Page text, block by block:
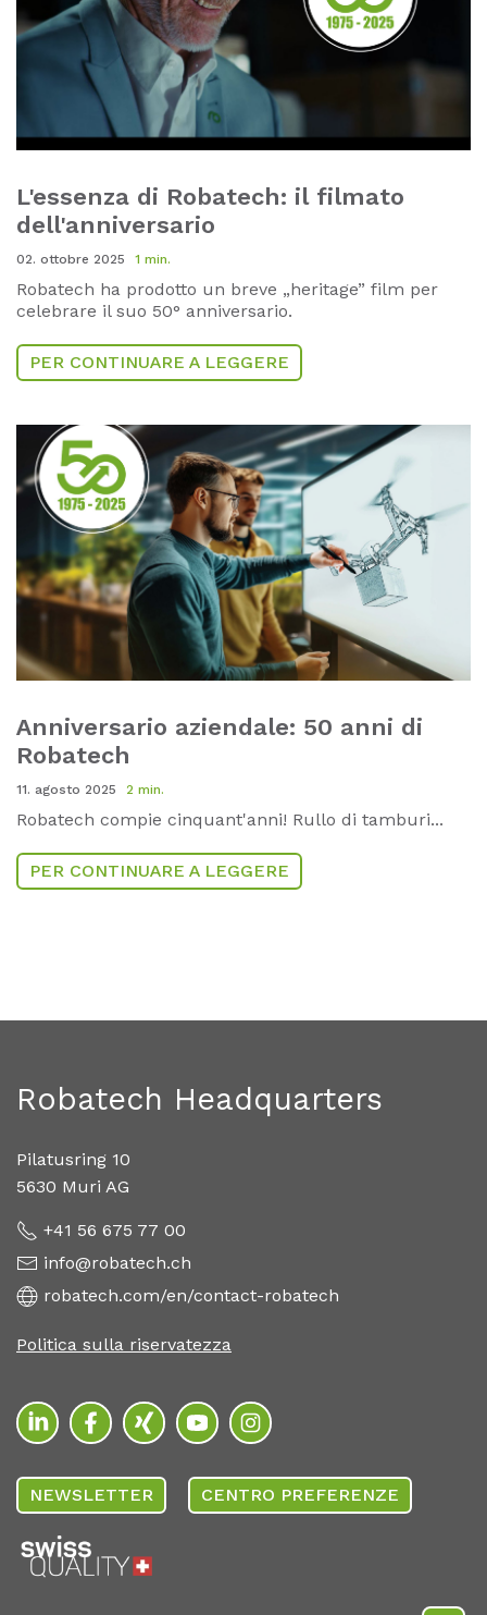
L'essenza di Robatech: il filmato
dell'anniversario
02. ottobre 2025 1 min.
Robatech ha prodotto un breve „heritage” film per
celebrare il suo 50° anniversario.
PER CONTINUARE A LEGGERE
Anniversario aziendale: 50 anni di
Robatech
11. agosto 2025 2 min.
Robatech compie cinquant'anni! Rullo di tamburi...
PER CONTINUARE A LEGGERE
Robatech Headquarters
Pilatusring 10
5630 Muri AG
+41 56 675 77 00
info@robatech.ch
robatech.com/en/contact-robatech
Politica sulla riservatezza
NEWSLETTER CENTRO PREFERENZE